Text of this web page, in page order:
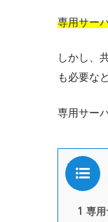
専用サー
しかし、
も必要な
専用サー
目次
1 専用